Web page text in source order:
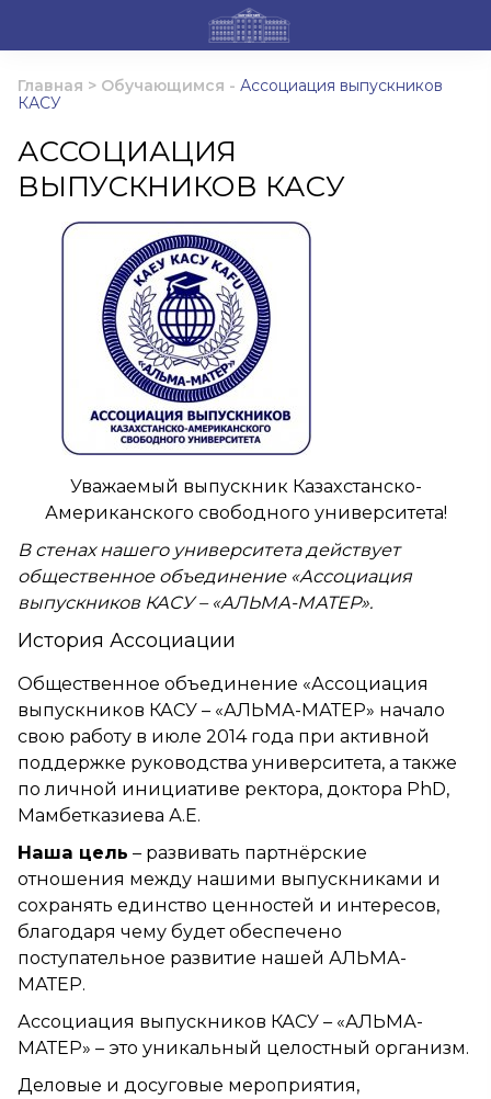
Главная > Обучающимся - Ассоциация выпускников
КАСУ
АССОЦИАЦИЯ
ВЫПУСКНИКОВ КАСУ
Уважаемый выпускник Казахстанско-
Американского свободного университета!
В стенах нашего университета действует
общественное объединение «Ассоциация
выпускников КАСУ – «АЛЬМА-МАТЕР».
История Ассоциации
Общественное объединение «Ассоциация
выпускников КАСУ – «АЛЬМА-МАТЕР» начало
свою работу в июле 2014 года при активной
поддержке руководства университета, а также
по личной инициативе ректора, доктора PhD,
Мамбетказиева А.Е.
Наша цель – развивать партнёрские
отношения между нашими выпускниками и
сохранять единство ценностей и интересов,
благодаря чему будет обеспечено
поступательное развитие нашей АЛЬМА-
МАТЕР.
Ассоциация выпускников КАСУ – «АЛЬМА-
МАТЕР» – это уникальный целостный организм.
Деловые и досуговые мероприятия,